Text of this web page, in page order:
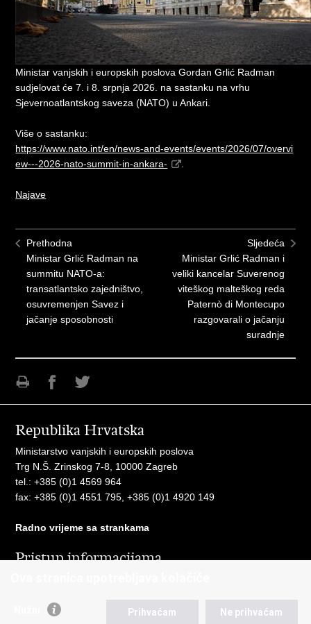
Ministar vanjskih i europskih poslova Gordan Grlić Radman
sudjelovat će 7. i 8. srpnja 2026. na sastanku na vrhu
Sjevernoatlantskog saveza (NATO) u Ankari.
Više o sastanku:
https://www.nato.int/en/news-and-events/events/2026/07/overvi
ew---2026-nato-summit-in-ankara-
Najave
Prethodna
Ministar Grlić Radman na
summitu NATO-a:
transatlantsko zajedništvo,
osuvremenjen Savez i
jačanje sposobnosti
Sljedeća
Ministar Grlić Radman i
veliki kancelar Suverenog
viteškog malteškog reda
Paternò di Montecupo
razgovarali o jačanju
suradnje
Facebooku
Twitteru
Republika Hrvatska
Ministarstvo vanjskih i europskih poslova
Trg N.Š. Zrinskog 7-8, 10000 Zagreb
tel.:+385 (0)1 4569 964
fax: +385 (0)1 4551 795, +385 (0)1 4920 149
Radno vrijeme sa strankama
Pristup informacijama
Nepravilnosti
Prihvaćam Ne prihvaćam